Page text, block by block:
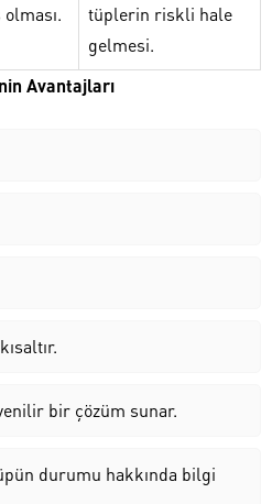
olması.
tüplerin riskli hale
gelmesi.
Avantajları
bir çözüm sunar.
durumu hakkında bilgi